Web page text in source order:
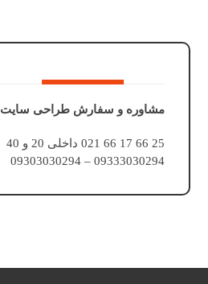
مشاوره و سفارش طراحی سایت
25 66 17 66 021 داخلی 20 و 40
09333030294 – 09303030294